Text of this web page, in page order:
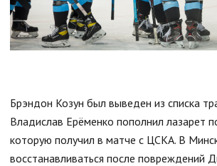
Брэндон Козун был выведен из списка
Владислав Ерёменко пополнил лазарет
которую получил в матче с ЦСКА. В
восстанавливаться после повреждений